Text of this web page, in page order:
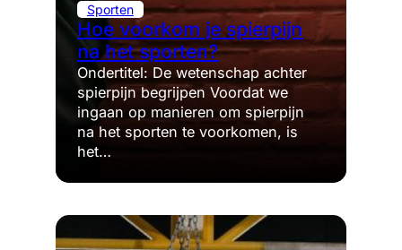
Sporten
Hoe voorkom je spierpijn
na het sporten?
Ondertitel: De wetenschap achter
spierpijn begrijpen Voordat we
ingaan op manieren om spierpijn
na het sporten te voorkomen, is
het…